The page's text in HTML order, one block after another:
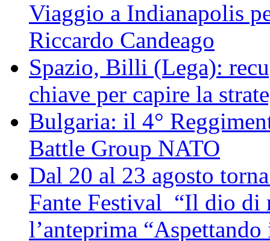
Viaggio a Indianapolis
Riccardo Candeago
Spazio, Billi (Lega):
chiave per capire la
Bulgaria: il 4°
Battle Group NATO
Dal 20 al 23 agosto
Fante Festival “Il dio di
l’anteprima